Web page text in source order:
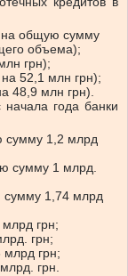
на общую сумму
объема);
грн);
52,1 млн грн);
48,9 млн грн).
года банки
сумму 1,2 млрд
сумму 1 млрд.
сумму 1,74 млрд
грн;
грн;
грн;
грн.